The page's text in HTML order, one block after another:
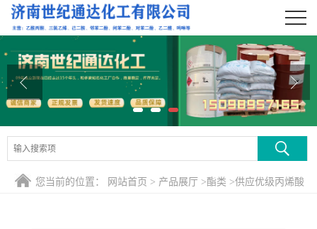
公司首页
公司介绍
产品展厅
证书荣誉
您当前的位置： 网站首页 > 产品展厅 >酯类 >供应优级丙烯酸